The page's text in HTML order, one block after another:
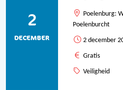
2
DECEMBER
Poelenburg:
Poelenburcht
2 december
Gratis
Veiligheid